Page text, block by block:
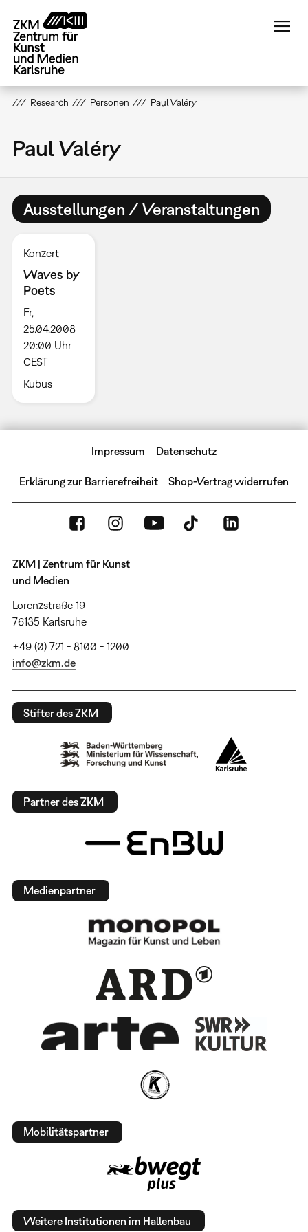
zum
Inhalt
Research Personen Paul Valéry
Paul Valéry
Ausstellungen / Veranstaltungen
Konzert
Waves by
Poets
Fr,
25.04.2008
20:00 Uhr
CEST
Kubus
Impressum Datenschutz
Erklärung zur Barrierefreiheit Shop-Vertrag widerrufen
ZKM | Zentrum für Kunst
und Medien
Lorenzstraße 19
76135 Karlsruhe
+49 (0) 721 - 8100 - 1200
info@zkm.de
Stifter des ZKM
Partner des ZKM
Medienpartner
Mobilitätspartner
Weitere Institutionen im Hallenbau